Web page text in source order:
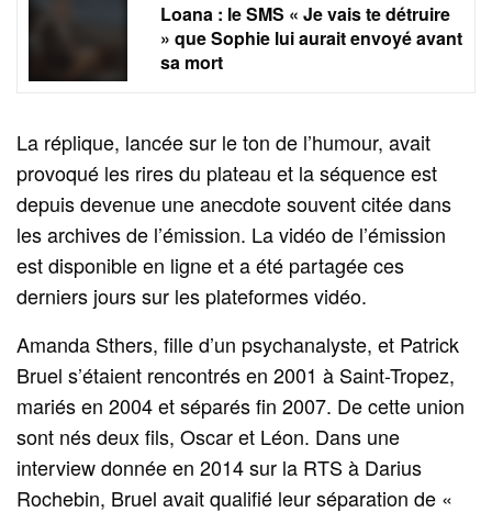
Loana : le SMS « Je vais te détruire
» que Sophie lui aurait envoyé avant
sa mort
La réplique, lancée sur le ton de l’humour, avait
provoqué les rires du plateau et la séquence est
depuis devenue une anecdote souvent citée dans
les archives de l’émission. La vidéo de l’émission
est disponible en ligne et a été partagée ces
derniers jours sur les plateformes vidéo.
Amanda Sthers, fille d’un psychanalyste, et Patrick
Bruel s’étaient rencontrés en 2001 à Saint-Tropez,
mariés en 2004 et séparés fin 2007. De cette union
sont nés deux fils, Oscar et Léon. Dans une
interview donnée en 2014 sur la RTS à Darius
Rochebin, Bruel avait qualifié leur séparation de «